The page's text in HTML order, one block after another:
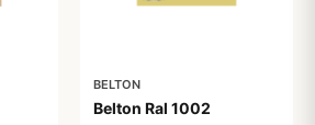
BELTON
Belton Ral 1002